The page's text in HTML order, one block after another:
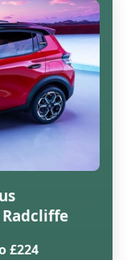
£224